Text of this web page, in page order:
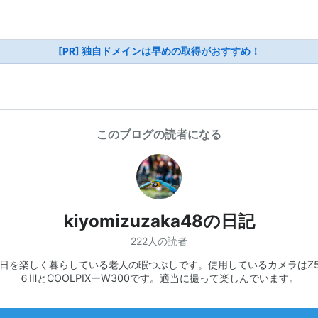
[PR] 独自ドメインは早めの取得がおすすめ！
このブログの読者になる
kiyomizuzaka48の日記
222人の読者
を楽しく暮らしている老人の暇つぶしです。使用しているカメラは
６ⅢとCOOLPIXーW300です。適当に撮って楽しんでいます。